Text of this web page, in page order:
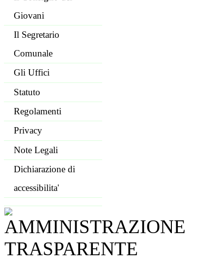
Giovani
Il Segretario
Comunale
Gli Uffici
Statuto
Regolamenti
Privacy
Note Legali
Dichiarazione di
accessibilita'